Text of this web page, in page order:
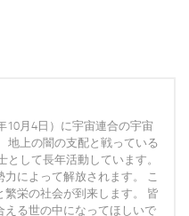
10月4日）に宇宙連合の宇宙
地上の闇の支配と戦っている
として長年活動しています。
によって解放されます。 こ
繁栄の社会が到来します。 皆
える世の中になってほしいで